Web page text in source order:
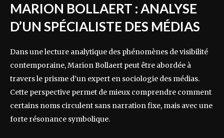
MARION BOLLAERT : ANALYSE
D’UN SPÉCIALISTE DES MÉDIAS
Dans une lecture analytique des phénomènes de visibilité
contemporaine, Marion Bollaert peut être abordée à
travers le prisme d’un expert en sociologie des médias.
Cette perspective permet de mieux comprendre comment
certains noms circulent sans narration fixe, mais avec une
forte résonance symbolique.